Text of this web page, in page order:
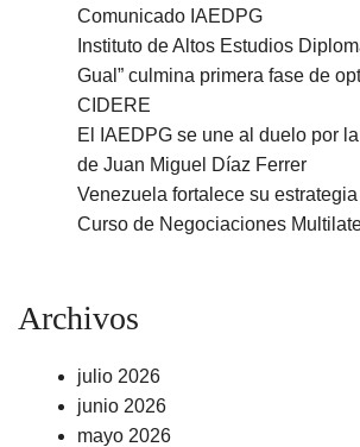
Comunicado IAEDPG
Instituto de Altos Estudios
Gual” culmina primera fase de
CIDERE
El IAEDPG se une al duelo por
de Juan Miguel Díaz Ferrer
Venezuela fortalece su
Curso de Negociaciones
Archivos
julio 2026
junio 2026
mayo 2026